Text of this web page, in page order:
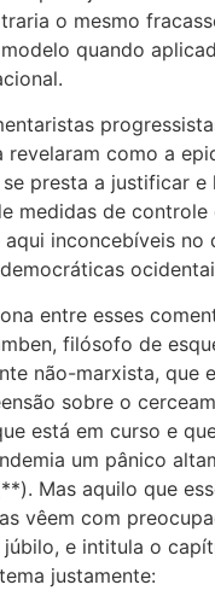
o mesmo
quando
revelaram como a
presta a justificar e
medidas de controle
aqui inconcebíveis no
entre esses
filósofo de
não-marxista, que
sobre o
está em curso e
um pânico
Mas aquilo que
vêem com
e intitula o
justamente: